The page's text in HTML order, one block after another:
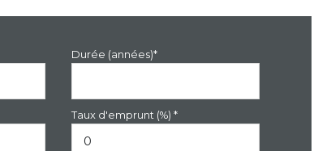
Durée (années)*
Taux d'emprunt (%) *